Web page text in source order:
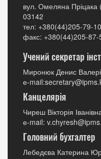
вул. Омеляна Пріцака
03142
тел: +380(44)205-79-
факс: +380(44)205-
Учений секретар
Миронюк Денис
е-
Канцелярія
Чиреш Вікторія
е-mail:
Головний бухгалтер
Лебедєва Катерина